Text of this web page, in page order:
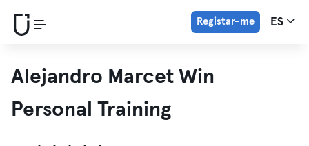
Registar-me ES
Alejandro Marcet Win
Personal Training